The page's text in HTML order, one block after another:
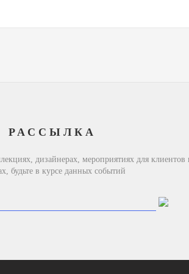
РАССЫЛКА
дизайнерах, мероприятиях для клиентов
будьте в курсе данных событий